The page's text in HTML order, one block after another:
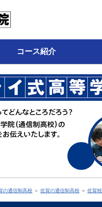
コース紹介
の通信制高校 ＞ 佐賀の通信制高校 ＞ 佐賀